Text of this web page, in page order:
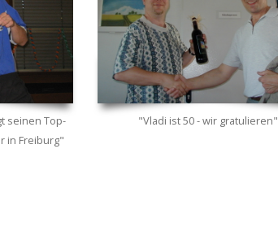
seinen Top-
in Freiburg"
"Vladi ist 50 - wir gratulieren"